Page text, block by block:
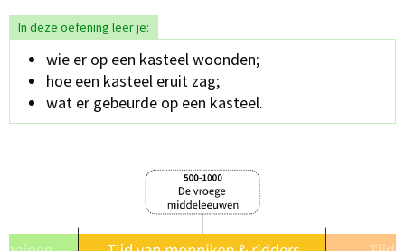
In deze oefening leer je:
wie er op een kasteel woonden;
hoe een kasteel eruit zag;
wat er gebeurde op een kasteel.